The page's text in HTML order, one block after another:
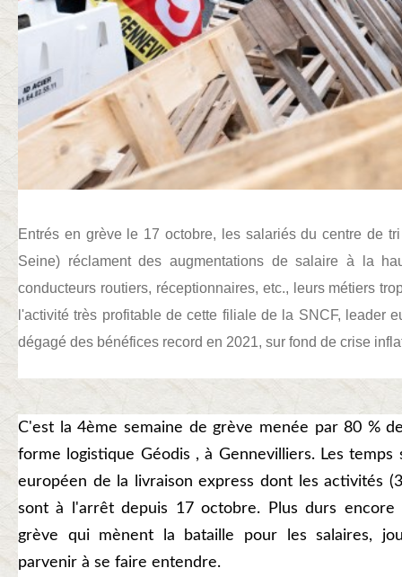
Entrés en grève le 17 octobre, les salariés du centre de
Seine) réclament des augmentations de salaire à la
conducteurs routiers, réceptionnaires, etc., leurs métiers
l'activité très profitable de cette filiale de la SNCF, leader
dégagé des bénéfices record en 2021, sur fond de crise
C'est la 4ème semaine de grève menée par 80 %
forme logistique Géodis , à Gennevilliers. Les
européen de la livraison express dont les activités
sont à l'arrêt depuis 17 octobre. Plus durs encore
grève qui mènent la bataille pour les salaires,
parvenir à se faire entendre.